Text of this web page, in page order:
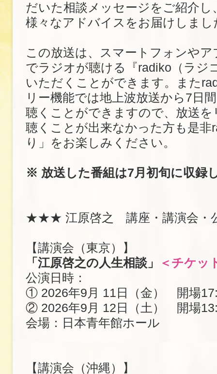
だいた相談メッセージをご紹介し
様々なアドバイスをお届けしまし
この放送は、スマートフォンや
でラジオが聴ける『radiko（ラジ
いただくことができます。また
リー機能では地上波放送から7日
聴くことができますので、放送
聴くことが出来なかった方も是非
り」をお楽しみください。
※ 放送した番組は7月初旬に収録
★★★ 江原啓之 講座・講演会
【講演会（東京）】
「江原啓之の人生相談」
＜チケッ
公演日時：
① 2026年9月 11日（金） 開場
② 2026年9月 12日（土） 開場
会場：日本青年館ホール
【講演会（沖縄）】